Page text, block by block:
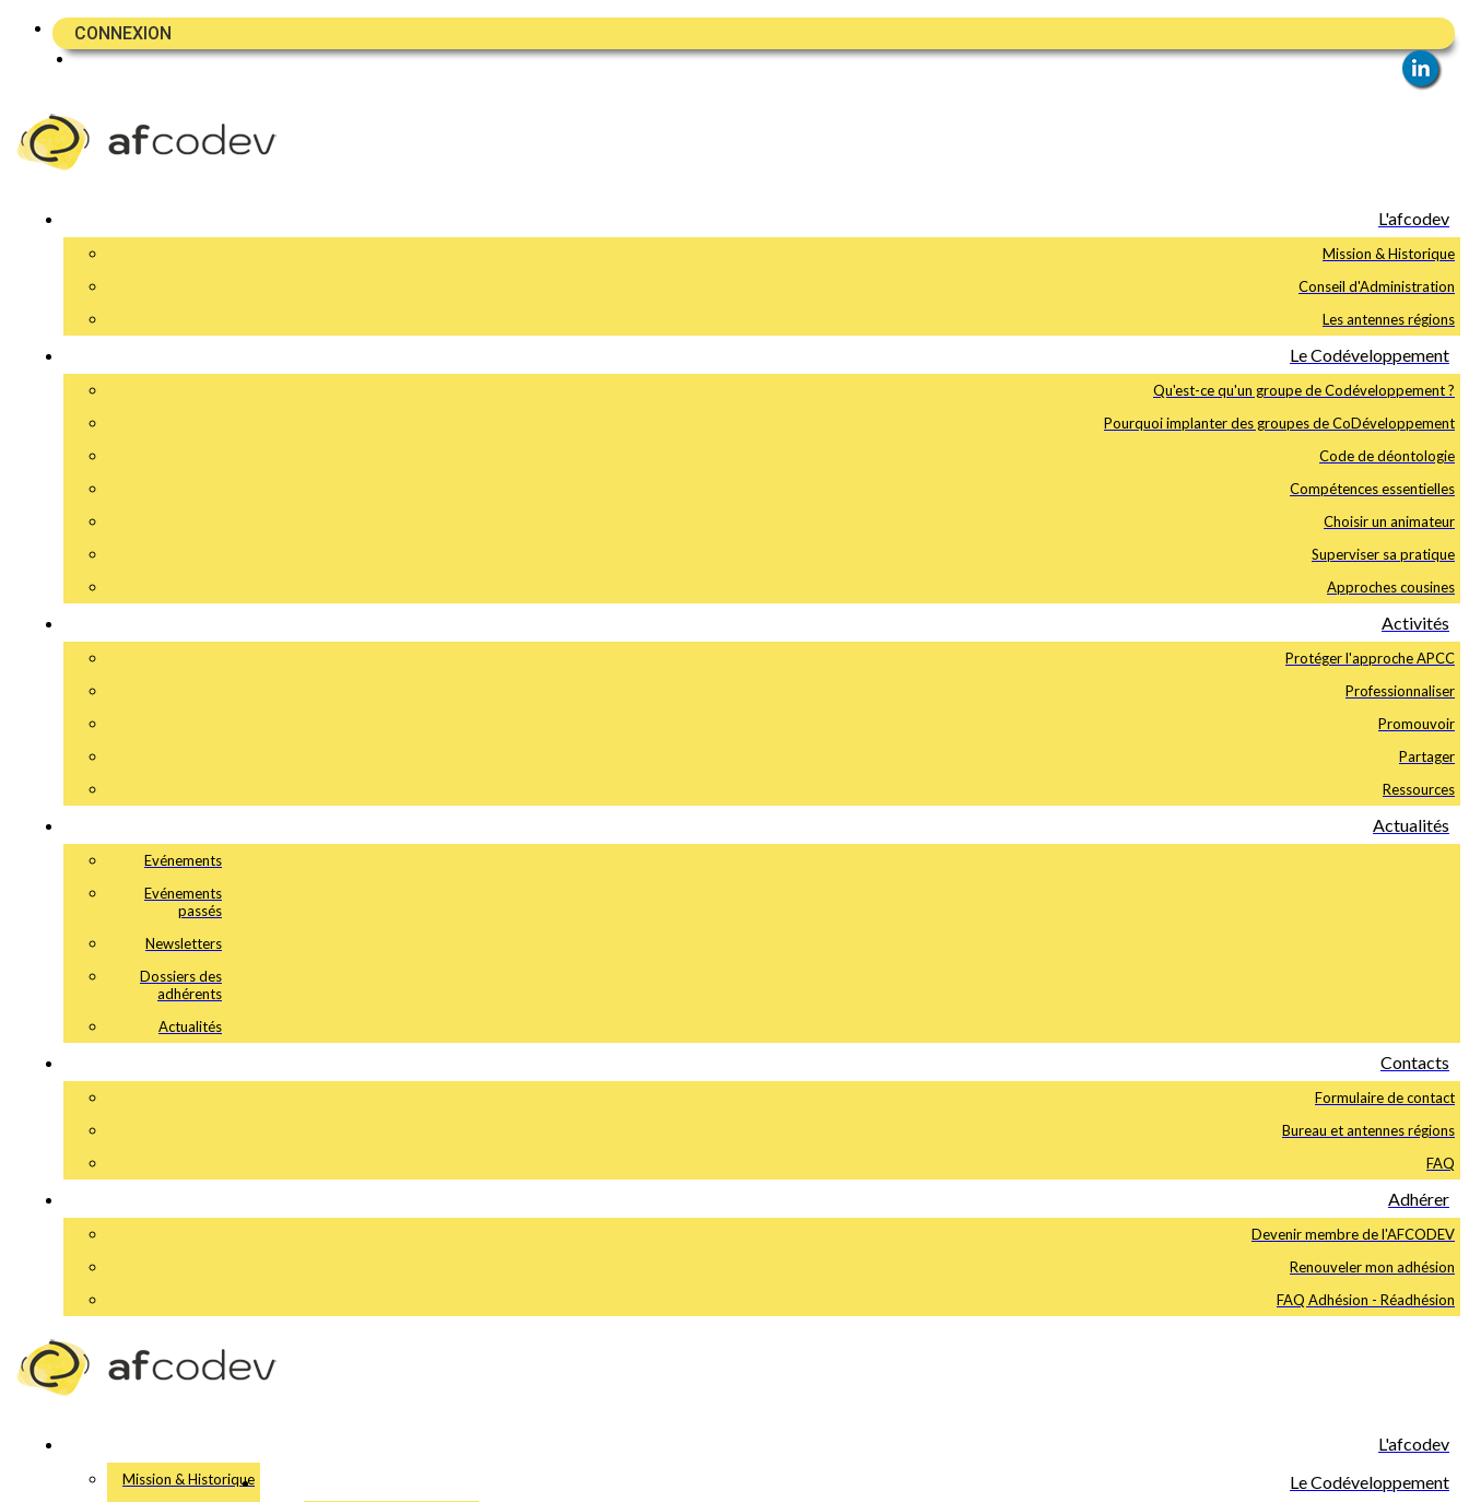
CONNEXION
L'afcodev
Mission & Historique
Conseil d'Administration
Les antennes régions
Le Codéveloppement
Qu'est-ce qu'un groupe de Codéveloppement ?
Pourquoi implanter des groupes de CoDéveloppement
Code de déontologie
Compétences essentielles
Choisir un animateur
Superviser sa pratique
Approches cousines
Activités
Protéger l'approche APCC
Professionnaliser
Promouvoir
Partager
Ressources
Actualités
Evénements
Evénements
passés
Newsletters
Dossiers des
adhérents
Actualités
Contacts
Formulaire de contact
Bureau et antennes régions
FAQ
Adhérer
Devenir membre de l'AFCODEV
Renouveler mon adhésion
FAQ Adhésion - Réadhésion
L'afcodev
Mission & Historique
Le Codéveloppement